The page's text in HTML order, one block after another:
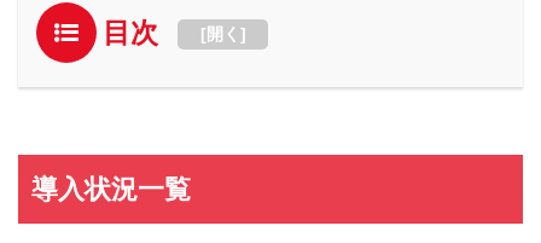
目次 [開く ]
導入状況一覧